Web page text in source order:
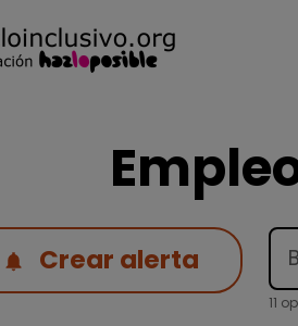
Crear alerta
11